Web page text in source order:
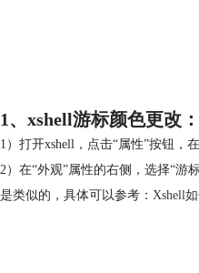
1、xshell游标颜色更改：
1）打开xshell，点击“属性”按钮，
2）在“外观”属性的右侧，选择“游
是类似的，具体可以参考： Xshell